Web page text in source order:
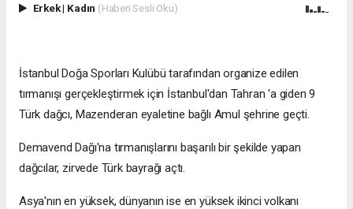
Erkek| Kadın (Haberi Sesli Oku)
İstanbul Doğa Sporları Kulübü tarafından organize edilen
tırmanışı gerçekleştirmek için İstanbul'dan Tahran 'a giden 9
Türk dağcı, Mazenderan eyaletine bağlı Amul şehrine geçti.
Demavend Dağı'na tırmanışlarını başarılı bir şekilde yapan
dağcılar, zirvede Türk bayrağı açtı.
Asya'nın en yüksek, dünyanın ise en yüksek ikinci volkanı